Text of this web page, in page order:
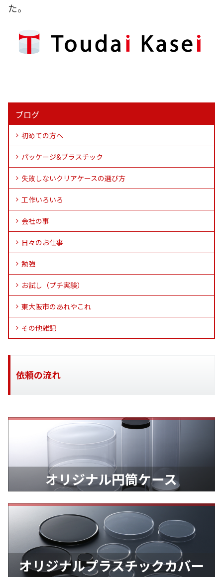
た。
ブログ
初めての方へ
パッケージ&プラスチック
失敗しないクリアケースの選び方
工作いろいろ
会社の事
日々のお仕事
勉強
お試し（プチ実験）
東大阪市のあれやこれ
その他雑記
依頼の流れ